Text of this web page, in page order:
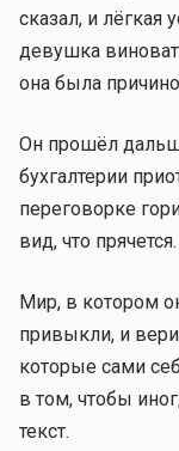
сказал, и лёгкая
девушка
она была
Он прошёл
бухгалтерии
переговорке
вид, что прячется.
Мир, в котором
привыкли, и
которые сами
в том, чтобы
текст.